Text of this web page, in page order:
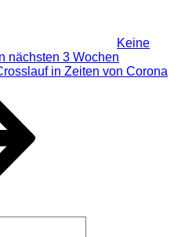
Keine
nächsten 3 Wochen
in Zeiten von Corona